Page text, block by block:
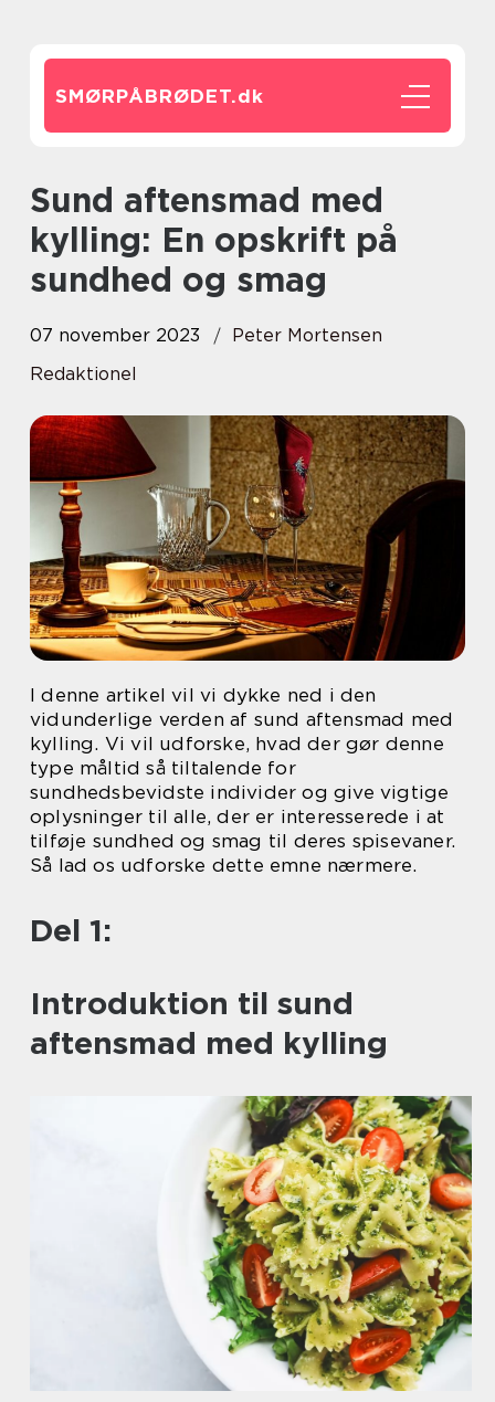
SMØRPÅBRØDET.dk
Sund aftensmad med
kylling: En opskrift på
sundhed og smag
07 november 2023
Peter Mortensen
Redaktionel
I denne artikel vil vi dykke ned i den
vidunderlige verden af sund aftensmad med
kylling. Vi vil udforske, hvad der gør denne
type måltid så tiltalende for
sundhedsbevidste individer og give vigtige
oplysninger til alle, der er interesserede i at
tilføje sundhed og smag til deres spisevaner.
Så lad os udforske dette emne nærmere.
Del 1:
Introduktion til sund
aftensmad med kylling